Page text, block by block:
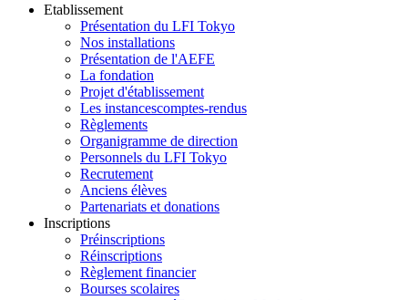
Etablissement
Présentation du LFI Tokyo
Nos installations
Présentation de l'AEFE
La fondation
Projet d'établissement
Les instancescomptes-rendus
Règlements
Organigramme de direction
Personnels du LFI Tokyo
Recrutement
Anciens élèves
Partenariats et donations
Inscriptions
Préinscriptions
Réinscriptions
Règlement financier
Bourses scolaires